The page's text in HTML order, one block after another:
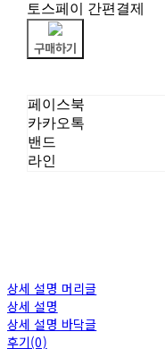
토스페이 간편결제
구매하기
페이스북
카카오톡
밴드
라인
상세 설명 머리글
상세 설명
상세 설명 바닥글
후기(0)